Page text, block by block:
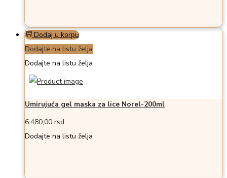
Dodaj u korpu
Dodajte na listu želja
Dodajte na listu želja
Umirujuća gel maska za lice Norel-200ml
6.480,00 rsd
Dodajte na listu želja